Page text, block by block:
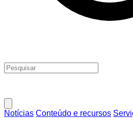
Notícias Conteúdo e recursos